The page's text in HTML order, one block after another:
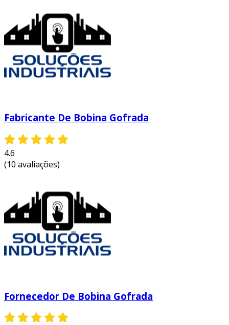
Fabricante De Bobina Gofrada
4.6
(10 avaliações)
Fornecedor De Bobina Gofrada